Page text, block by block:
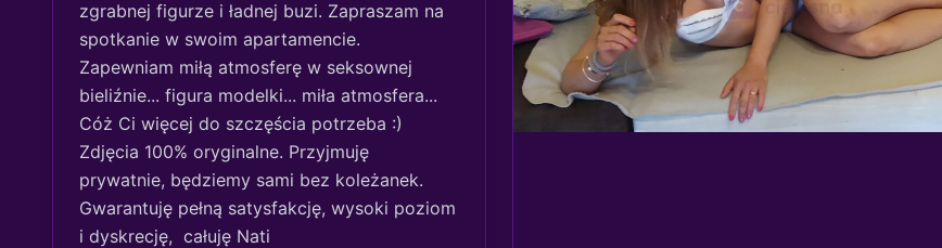
zgrabnej figurze i ładnej buzi. Zapraszam na
spotkanie w swoim apartamencie.
Zapewniam miłą atmosferę w seksownej
bieliźnie... figura modelki... miła atmosfera...
Cóż Ci więcej do szczęścia potrzeba :)
Zdjęcia 100% oryginalne. Przyjmuję
prywatnie, będziemy sami bez koleżanek.
Gwarantuję pełną satysfakcję, wysoki poziom
i dyskrecję,  całuję Nati